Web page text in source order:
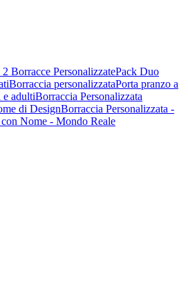
2 Borracce PersonalizzatePack Duo
Borraccia personalizzataPorta pranzo a
e adultiBorraccia Personalizzata
di DesignBorraccia Personalizzata -
Nome - Mondo Reale